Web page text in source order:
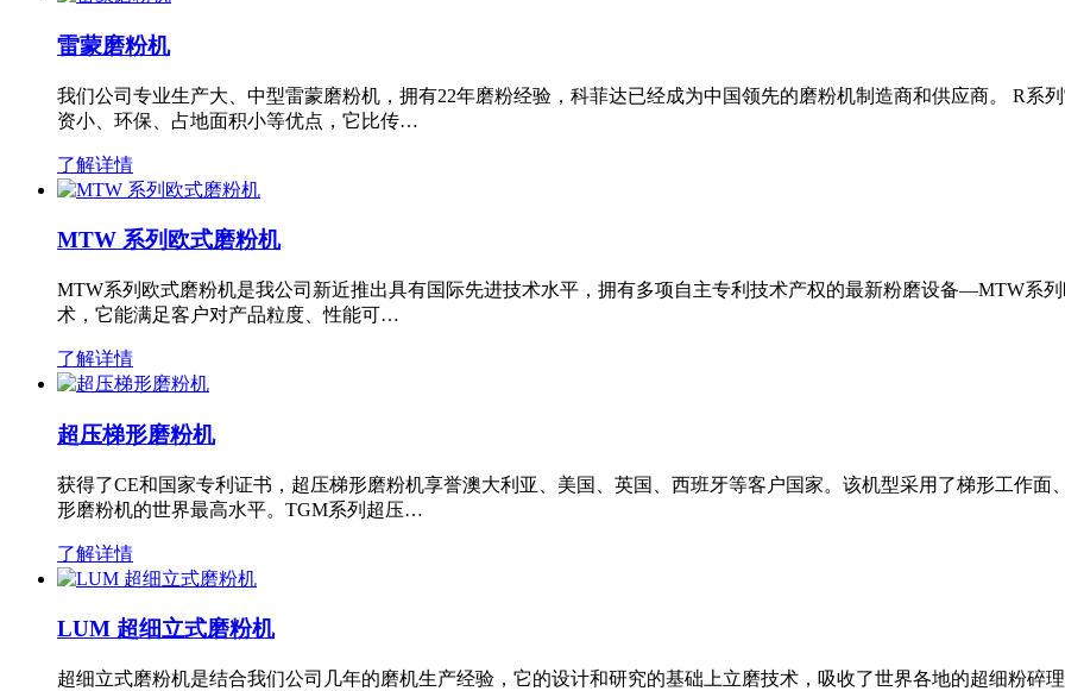
雷蒙磨粉机
我们公司专业生产大、中型雷蒙磨粉机，拥有22年磨粉经验，科菲达已经成为中国领先的磨粉机制造商和供应商。 R系
资小、环保、占地面积小等优点，它比传…
了解详情
MTW 系列欧式磨粉机
MTW系列欧式磨粉机是我公司新近推出具有国际先进技术水平，拥有多项自主专利技术产权的最新粉磨设备—MTW系
术，它能满足客户对产品粒度、性能可…
了解详情
超压梯形磨粉机
获得了CE和国家专利证书，超压梯形磨粉机享誉澳大利亚、美国、英国、西班牙等客户国家。该机型采用了梯形工作
形磨粉机的世界最高水平。TGM系列超压…
了解详情
LUM 超细立式磨粉机
超细立式磨粉机是结合我们公司几年的磨机生产经验，它的设计和研究的基础上立磨技术，吸收了世界各地的超细粉碎